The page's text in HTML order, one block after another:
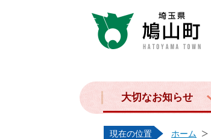
大切なお知らせ
現在の位置 ホーム